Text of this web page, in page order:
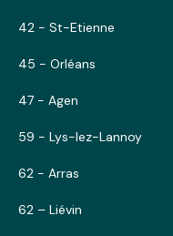
42 - St-Etienne
45 - Orléans
47 - Agen
59 - Lys-lez-Lannoy
62 - Arras
62 – Liévin